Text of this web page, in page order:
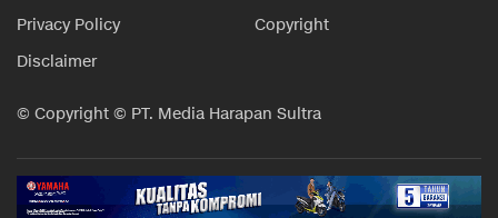
Privacy Policy
Copyright
Disclaimer
© Copyright © PT. Media Harapan Sultra